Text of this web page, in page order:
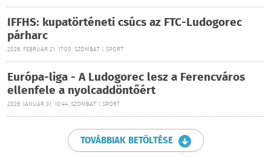
IFFHS: kupatörténeti csúcs az FTC-Ludogorec
párharc
2026. FEBRUÁR 21. 17:00, SZOMBAT | SPORT
Európa-liga - A Ludogorec lesz a Ferencváros
ellenfele a nyolcaddöntőért
2026. JANUÁR 31. 10:44, SZOMBAT | SPORT
TOVÁBBIAK BETÖLTÉSE